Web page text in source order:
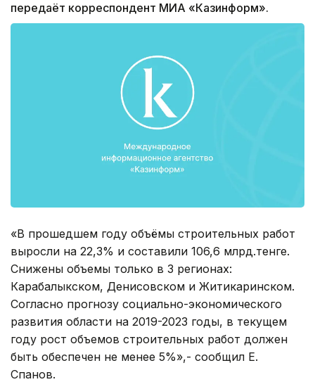
передаёт корреспондент МИА «Казинформ».
«В прошедшем году объёмы строительных работ
выросли на 22,3% и составили 106,6 млрд.тенге.
Снижены объемы только в 3 регионах:
Карабалыкском, Денисовском и Житикаринском.
Согласно прогнозу социально-экономического
развития области на 2019-2023 годы, в текущем
году рост объемов строительных работ должен
быть обеспечен не менее 5%»,- сообщил Е.
Спанов.